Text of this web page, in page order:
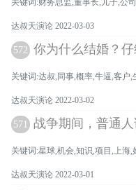
关键词:财务总监,董事长,儿子,公
达叔天演论 2022-03-03
572 你为什么结婚？
关键词:达叔,同事,概率,牛逼,客户
达叔天演论 2022-03-02
571 战争期间，普通
关键词:星球,机会,知识,项目,上海
达叔天演论 2022-03-01